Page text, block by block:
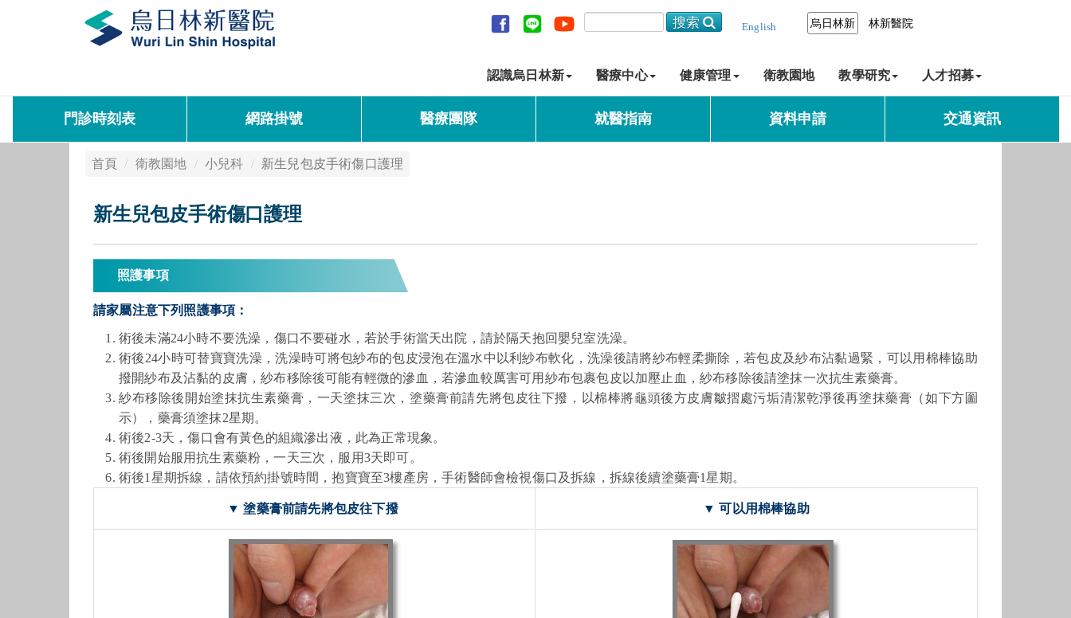
林新醫院
烏日林新
English
認識烏日林新 醫療中心 健康管理 衛教園地 教學研究 人才招募
門診時刻表 網路掛號 醫療團隊 就醫指南 資料申請 交通資訊
首頁 衛教園地 小兒科 新生兒包皮手術傷口護理
新生兒包皮手術傷口護理
照護事項
請家屬注意下列照護事項：
術後未滿24小時不要洗澡，傷口不要碰水，若於手術當天出院，請於隔天抱回嬰兒室洗澡。
術後24小時可替寶寶洗澡，洗澡時可將包紗布的包皮浸泡在溫水中以利紗布軟化，洗澡後請將紗布輕柔撕除，若包皮及紗布沾黏過緊，可以用棉棒協助
撥開紗布及沾黏的皮膚，紗布移除後可能有輕微的滲血，若滲血較厲害可用紗布包裹包皮以加壓止血，紗布移除後請塗抹一次抗生素藥膏。
紗布移除後開始塗抹抗生素藥膏，一天塗抹三次，塗藥膏前請先將包皮往下撥，以棉棒將龜頭後方皮膚皺摺處污垢清潔乾淨後再塗抹藥膏（如下方圗
示），藥膏須塗抹2星期。
術後2-3天，傷口會有黃色的組織滲出液，此為正常現象。
術後開始服用抗生素藥粉，一天三次，服用3天即可。
術後1星期拆線，請依預約掛號時間，抱寶寶至3樓產房，手術醫師會檢視傷口及拆線，拆線後續塗藥膏1星期。
▼塗藥膏前請先將包皮往下撥 ▼ 可以用棉棒協助